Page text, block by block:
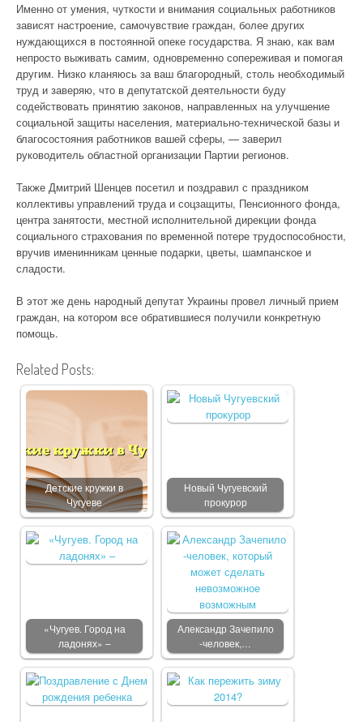
Именно от умения, чуткости и внимания социальных работников
зависят настроение, самочувствие граждан, более других
нуждающихся в постоянной опеке государства. Я знаю, как вам
непросто выживать самим, одновременно сопереживая и помогая
другим. Низко кланяюсь за ваш благородный, столь необходимый
труд и заверяю, что в депутатской деятельности буду
содействовать принятию законов, направленных на улучшение
социальной защиты населения, материально-технической базы и
благосостояния работников вашей сферы, — заверил
руководитель областной организации Партии регионов.
Также Дмитрий Шенцев посетил и поздравил с праздником
коллективы управлений труда и соцзащиты, Пенсионного фонда,
центра занятости, местной исполнительной дирекции фонда
социального страхования по временной потере трудоспособности,
вручив именинникам ценные подарки, цветы, шампанское и
сладости.
В этот же день народный депутат Украины провел личный прием
граждан, на котором все обратившиеся получили конкретную
помощь.
Related Posts:
Детские кружки в
Чугуеве
Новый Чугуевский
прокурор
«Чугуев. Город на
ладонях» –
Александр Зачепило
-человек,…